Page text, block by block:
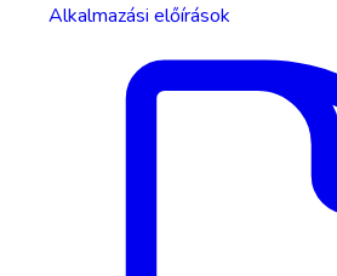
Alkalmazási előírások